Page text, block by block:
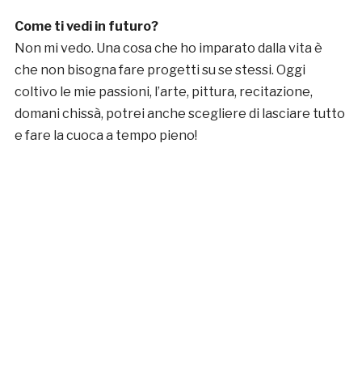
Come ti vedi in futuro?
Non mi vedo. Una cosa che ho imparato dalla vita è
che non bisogna fare progetti su se stessi. Oggi
coltivo le mie passioni, l’arte, pittura, recitazione,
domani chissà, potrei anche scegliere di lasciare tutto
e fare la cuoca a tempo pieno!